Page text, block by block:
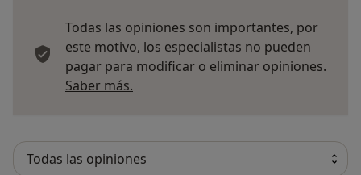
Todas las opiniones son importantes, por
este motivo, los especialistas no pueden
pagar para modificar o eliminar opiniones.
Saber más.